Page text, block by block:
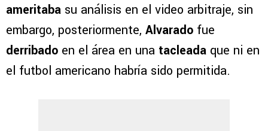
ameritaba su análisis en el video arbitraje, sin
embargo, posteriormente, Alvarado fue
derribado en el área en una tacleada que ni en
el futbol americano habría sido permitida.